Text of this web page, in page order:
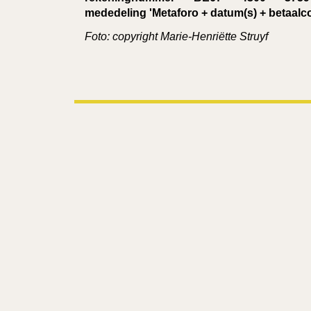
mededeling 'Metaforo + datum(s) +
Foto: copyright Marie-Henriëtte Struyf